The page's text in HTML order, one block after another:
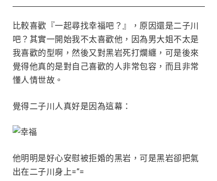
比較喜歡『一起尋找幸福吧？』，原因還是二子川
吧？其實一開始我不太喜歡他，因為男大姐不太是
我喜歡的型啊，然後又對黑岩死打爛纏，可是後來
覺得他真的是對自己喜歡的人非常包容，而且非常
懂人情世故。
覺得二子川人真好是因為這幕：
他明明是好心安慰被拒婚的黑岩，可是黑岩卻把氣
出在二子川身上=”=